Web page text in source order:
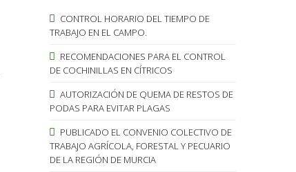
CONTROL HORARIO DEL TIEMPO DE
TRABAJO EN EL CAMPO.
RECOMENDACIONES PARA EL CONTROL
DE COCHINILLAS EN CÍTRICOS
AUTORIZACIÓN DE QUEMA DE RESTOS DE
PODAS PARA EVITAR PLAGAS
PUBLICADO EL CONVENIO COLECTIVO DE
TRABAJO AGRÍCOLA, FORESTAL Y PECUARIO
DE LA REGIÓN DE MURCIA